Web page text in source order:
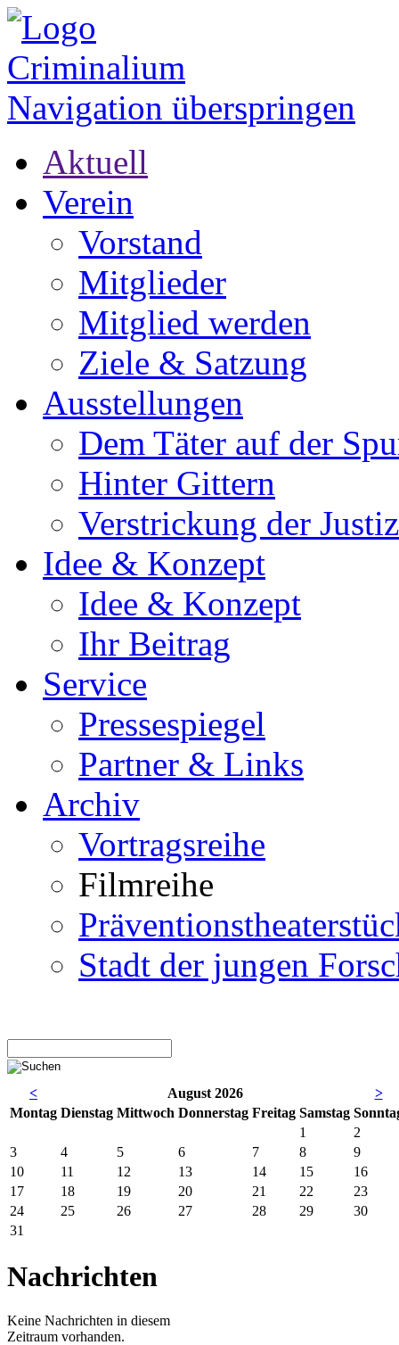
Navigation überspringen
Aktuell
Verein
Vorstand
Mitglieder
Mitglied werden
Ziele & Satzung
Ausstellungen
Dem Täter auf der
Hinter Gittern
Verstrickung der
Idee & Konzept
Idee & Konzept
Ihr Beitrag
Service
Pressespiegel
Partner & Links
Archiv
Vortragsreihe
Filmreihe
Stadt der jungen
< August 2026
>
Montag Dienstag Mittwoch Donnerstag Freitag Samstag So
1
2
3
4 5 6 7 8
9
10
11 12 13 14 15
16
17
18 19 20 21 22
23
24
25 26 27 28 29
30
31
Nachrichten
Keine Nachrichten in diesem
Zeitraum vorhanden.